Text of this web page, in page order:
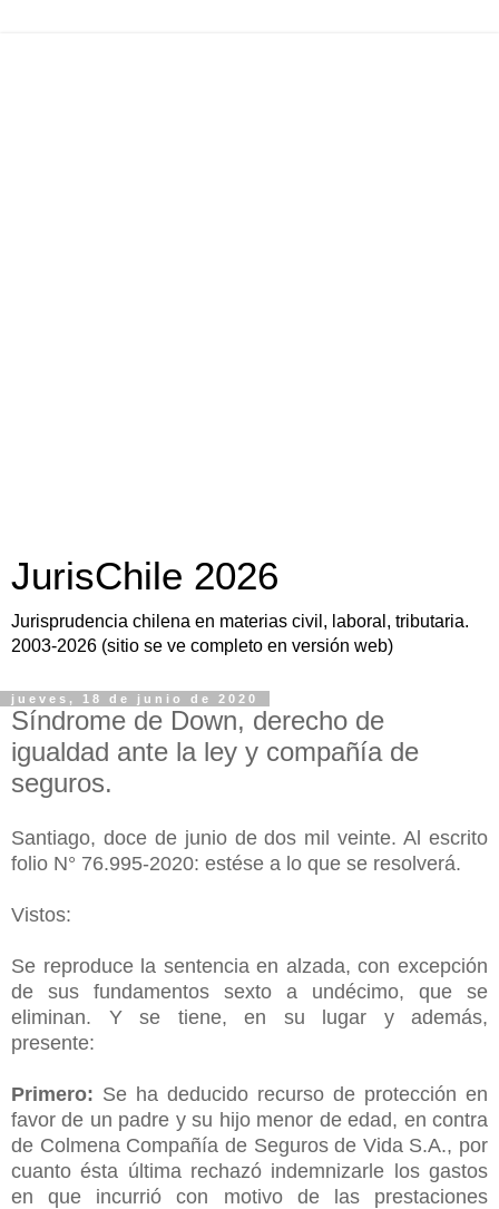
JurisChile 2026
Jurisprudencia chilena en materias civil, laboral, tributaria.
2003-2026 (sitio se ve completo en versión web)
jueves, 18 de junio de 2020
Síndrome de Down, derecho de
igualdad ante la ley y compañía de
seguros.
Santiago, doce de junio de dos mil veinte. Al escrito
folio N° 76.995-2020: estése a lo que se resolverá.
Vistos:
Se reproduce la sentencia en alzada, con excepción
de sus fundamentos sexto a undécimo, que se
eliminan. Y se tiene, en su lugar y además,
presente:
Primero: Se ha deducido recurso de protección en
favor de un padre y su hijo menor de edad, en contra
de Colmena Compañía de Seguros de Vida S.A., por
cuanto ésta última rechazó indemnizarle los gastos
en que incurrió con motivo de las prestaciones